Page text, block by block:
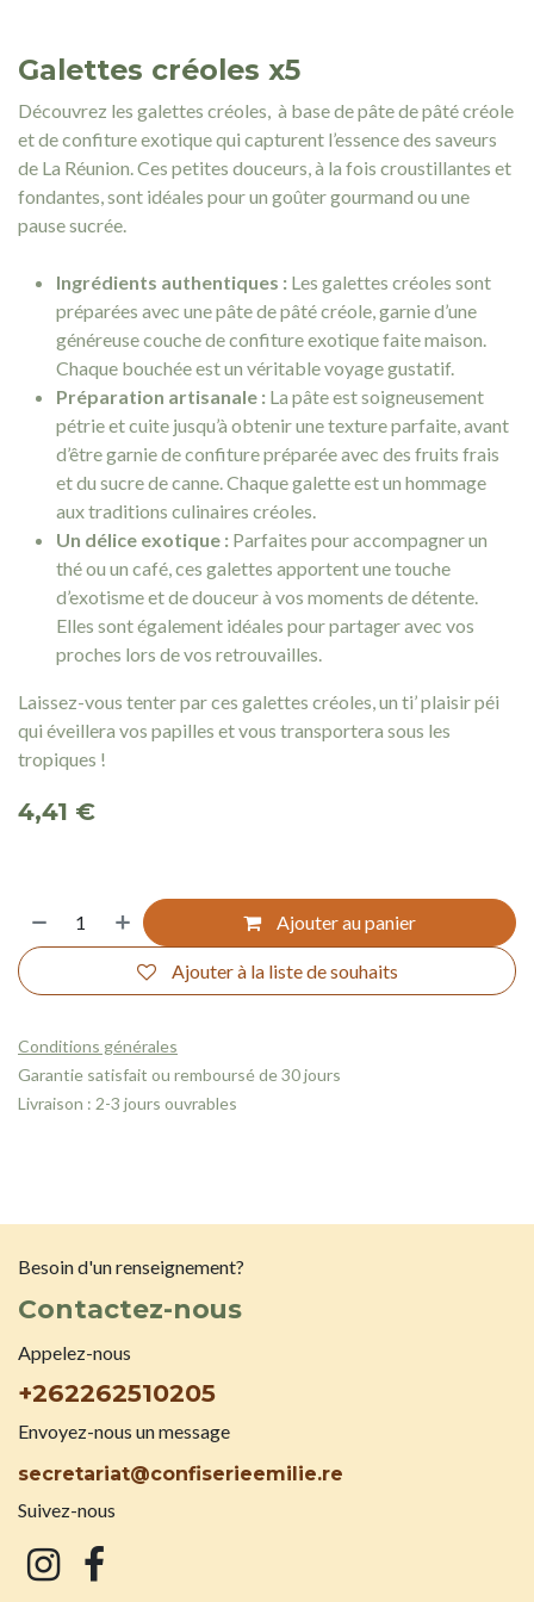
Galettes créoles x5
Découvrez les galettes créoles, à base de pâte de pâté créole
et de confiture exotique qui capturent l’essence des saveurs
de La Réunion. Ces petites douceurs, à la fois croustillantes et
fondantes, sont idéales pour un goûter gourmand ou une
pause sucrée.
Ingrédients authentiques : Les galettes créoles sont
préparées avec une pâte de pâté créole, garnie d’une
généreuse couche de confiture exotique faite maison.
Chaque bouchée est un véritable voyage gustatif.
Préparation artisanale : La pâte est soigneusement
pétrie et cuite jusqu’à obtenir une texture parfaite, avant
d’être garnie de confiture préparée avec des fruits frais
et du sucre de canne. Chaque galette est un hommage
aux traditions culinaires créoles.
Un délice exotique : Parfaites pour accompagner un
thé ou un café, ces galettes apportent une touche
d’exotisme et de douceur à vos moments de détente.
Elles sont également idéales pour partager avec vos
proches lors de vos retrouvailles.
Laissez-vous tenter par ces galettes créoles, un ti’ plaisir péi
qui éveillera vos papilles et vous transportera sous les
tropiques !
4,41 €
Ajouter au panier
Ajouter à la liste de souhaits
Conditions générales
Garantie satisfait ou remboursé de 30 jours
Livraison : 2-3 jours ouvrables
Besoin d'un renseignement?
Contactez-nous
Appelez-nous
+262262510205
Envoyez-nous un message
secretariat@confiserieemilie.re
Suivez-nous